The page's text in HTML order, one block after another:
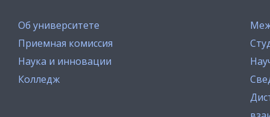
Об университете
Приемная комиссия
Наука и инновации
Колледж